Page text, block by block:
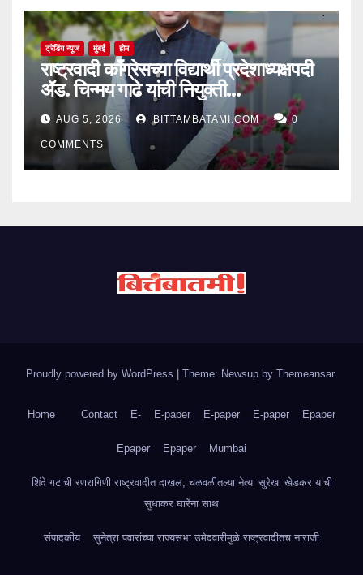
ट्रेंडिंग न्यूज मुंबई होम
राष्ट्रवादी काँग्रेसच्या विद्यार्थी प्रदेशाध्यक्षपदी
ॲड. चिन्मय गाढे यांची नियुक्ती…
AUG 5, 2026 BITTAMBATAMI.COM 0
COMMENTS
Proudly powered by WordPress | Theme: Newsup by Themeansar.
Home Contact E- E-paper E-paper E-paper Epaper
Epaper Epaper Mumbai
शिंदे गटाची रणरागिणी राष्ट्रवादीत दाखल, चळवळीतल्या नेत्या सुरेखा खेडकर यांची
सुधाकर घारेंना साथ
संपादकीय सुनेत्रा पवारांच्या राज्यसभा उमेदवारीमुळे राष्ट्रवादीतच नाराजी